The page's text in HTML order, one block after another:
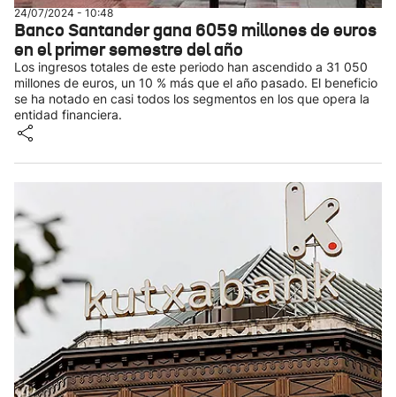
24/07/2024 - 10:48
Banco Santander gana 6059 millones de euros
en el primer semestre del año
Los ingresos totales de este periodo han ascendido a 31 050
millones de euros, un 10 % más que el año pasado. El beneficio
se ha notado en casi todos los segmentos en los que opera la
entidad financiera.